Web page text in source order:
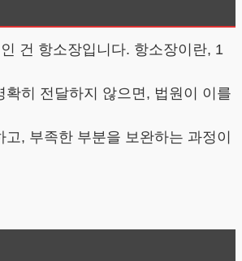
건 항소장입니다. 항소장이란, 1
히 전달하지 않으면, 법원이 이를
, 부족한 부분을 보완하는 과정이